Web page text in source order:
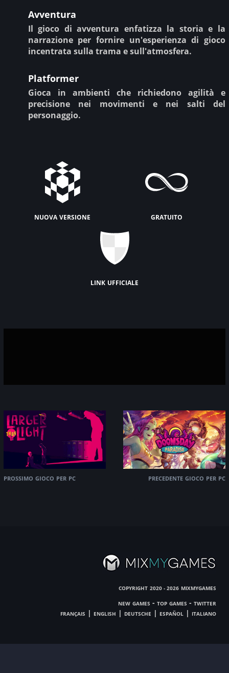
Avventura
Il gioco di avventura enfatizza la storia e la
narrazione per fornire un'esperienza di gioco
incentrata sulla trama e sull'atmosfera.
Platformer
Gioca in ambienti che richiedono agilità e
precisione nei movimenti e nei salti del
personaggio.
nuova versione gratuito
link ufficiale
prossimo gioco per pc precedente gioco per pc
copyright 2020 - 2026 mixmygames
new games - top games - twitter
français | english | deutsche | español | italiano